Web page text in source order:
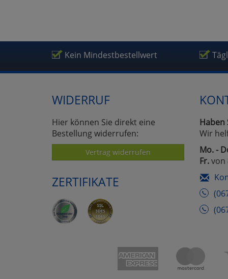
Kein Mindestbestellwert
WIDERRUF
Hier können Sie direkt eine
Bestellung widerrufen:
Vertrag widerrufen
ZERTIFIKATE
Haben
Wir
Mo. -
Fr.von